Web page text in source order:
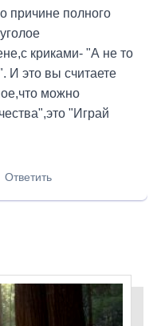
причине полного
криками- "А не то
И это вы считаете
можно
"Играй
Ответить